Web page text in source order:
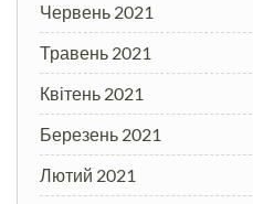
Червень 2021
Травень 2021
Квітень 2021
Березень 2021
Лютий 2021